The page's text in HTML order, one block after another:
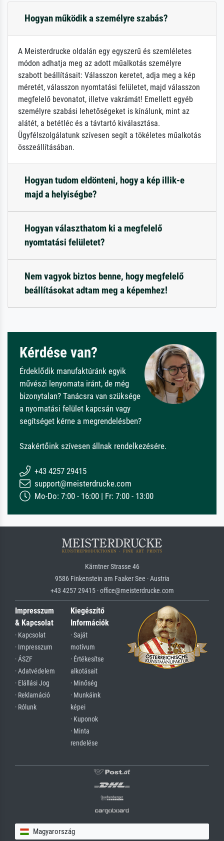
Hogyan működik a személyre szabás?
A Meisterdrucke oldalán egy egyszerű és szemléletes
módon adhatja meg az adott műalkotás személyre
szabott beállításait: Válasszon keretet, adja meg a kép
méretét, válasszon nyomtatási felületet, majd válasszon
megfelelő bevonatot, illetve vakrámát! Emellett egyéb
személyre szabási lehetőségeket is kínálunk, mint az
alátét, a betétléc és a távtartó kiválasztása.
Ügyfélszolgálatunk szívesen segít a tökéletes műalkotás
összeállításában.
Hogyan tudom eldönteni, hogy a kép illik-e
majd a helyiségbe?
Hogyan választhatom ki a megfelelő
nyomtatási felületet?
Nem vagyok biztos benne, hogy megfelelő
beállításokat adtam meg a képemhez!
Kérdése van?
Érdeklődik manufaktúránk egyik
művészi lenyomata iránt, de még
bizonytalan? Tanácsra van szüksége
a nyomatási felület kapcsán vagy
segítséget kérne a megrendelésben?
Szakértőink szívesen állnak rendelkezésére.
+43 4257 29415
support@meisterdrucke.com
Mo-Do: 7:00 - 16:00 | Fr: 7:00 - 13:00
Kärntner Strasse 46
9586 Finkenstein am Faaker See · Austria
+43 4257 29415 · office@meisterdrucke.com
Impresszum
& Kapcsolat
· Kapcsolat
· Impresszum
· ÁSZF
· Adatvédelem
· Elállási Jog
· Reklamáció
· Rólunk
Kiegészítő
Információk
· Saját
motívum
· Értékesítse
alkotásait
· Minőség
· Munkáink
képei
· Kuponok
· Minta
rendelése
Magyarország